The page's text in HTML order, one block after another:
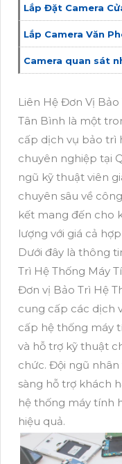
Lắp Đặt Camera
Lắp Camera Văn
Camera quan sát
Liên Hệ Đơn Vị
Tân Bình là một
cấp dịch vụ bảo trì
chuyên nghiệp tại
ngũ kỹ thuật viên
chuyên sâu về
kết mang đến cho
lượng với giá cả hợp
Dưới đây là thông
Trì Hệ Thống Máy
Đơn vị Bảo Trì Hệ
cung cấp các dịch
cấp hệ thống máy
và hỗ trợ kỹ thuật
chức. Đội ngũ
sàng hỗ trợ khách
hệ thống máy tính
hiệu quả.